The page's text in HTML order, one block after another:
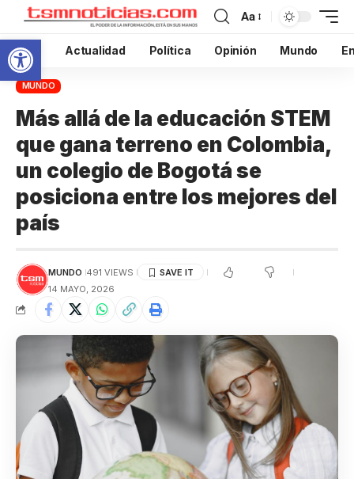
Abrir barra de herramientas
Aa
Inicio Actualidad Política Opinión Mundo
MUNDO
Más allá de la educación STEM
que gana terreno en Colombia,
un colegio de Bogotá se
posiciona entre los mejores del
país
MUNDO 491 VIEWS
14 MAYO, 2026